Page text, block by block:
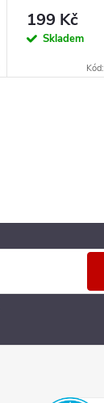
199 Kč
Skladem
Kód: